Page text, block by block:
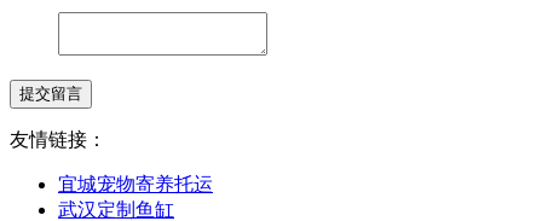
友情链接：
宜城宠物寄养托运
武汉定制鱼缸